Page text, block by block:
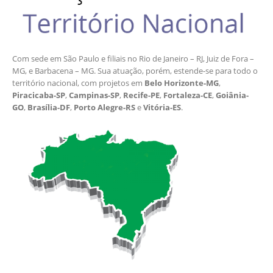
Com sede em São Paulo e filiais no Rio de Janeiro – RJ, Juiz de Fora –
MG, e Barbacena – MG. Sua atuação, porém, estende-se para todo o
território nacional, com projetos em Belo Horizonte-MG,
Piracicaba-SP,Campinas-SP, Recife-PE, Fortaleza-CE,Goiânia-
GO, Brasília-DF, Porto Alegre-RSeVitória-ES.